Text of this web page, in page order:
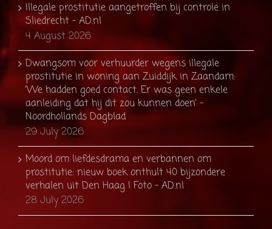
Illegale prostitutie aangetroffen bij controle in
Sliedrecht - AD.nl
4 August 2026
Dwangsom voor verhuurder wegens illegale
prostitutie in woning aan Zuiddijk in Zaandam:
’We hadden goed contact. Er was geen enkele
aanleiding dat hij dit zou kunnen doen’ -
Noordhollands Dagblad
29 July 2026
Moord om liefdesdrama en verbannen om
prostitutie: nieuw boek onthult 40 bijzondere
verhalen uit Den Haag | Foto - AD.nl
28 July 2026